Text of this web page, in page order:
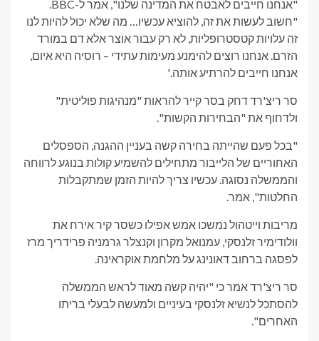
"אנחנו חייבים לאבטח את המדינה שלנו", אמר ל-BBC.
"חשוב לעשות את זה, להוציא עכשיו… מה שלא יכול להיות לנו
זה עלויות קטסטרופליות, לא רק עבור אוצר אלא דם במורד
הזרם. אנחנו רוצים להימנע מעימות עתידי – רוסיה היא איום,
אנחנו חייבים להרתיע אותה.'
סר ריצ'רד דחק בסר קייר להראות "מנהיגות פוליטית"
ולדחוף את "הבחירות הקשות".
"בכל פעם שהייתה בחירה קשה בעניין ההגנה, הספסלים
האחוריים של הלייבור מתחילים להשמיע קולות בנוגע לרווחה
והממשלה נסוגה. עכשיו צריך להיות הזמן שמתקבלות
החלטות", אמר.
מריבות וייטהול נמשכו אמש אפילו כשסר קיר אירח את
וולודימיר זלנסקי, עמנואל מקרון וקנצלר גרמניה פרידריך מרז
לפסגה ברחוב דאונינג על מלחמת אוקראינה.
סר ריצ'רד אמר כי "יהיה קשה מאוד לראש הממשלה
להסתכל לנשיא זלנסקי בעיניים ולמעשה לבעלי בריתו
האחרים".